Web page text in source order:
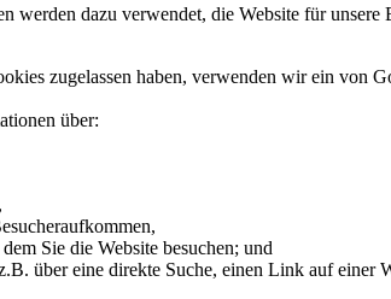
werden dazu verwendet, die Website für unsere
zugelassen haben, verwenden wir ein von
über:
Sie die Website besuchen; und
über eine direkte Suche, einen Link auf